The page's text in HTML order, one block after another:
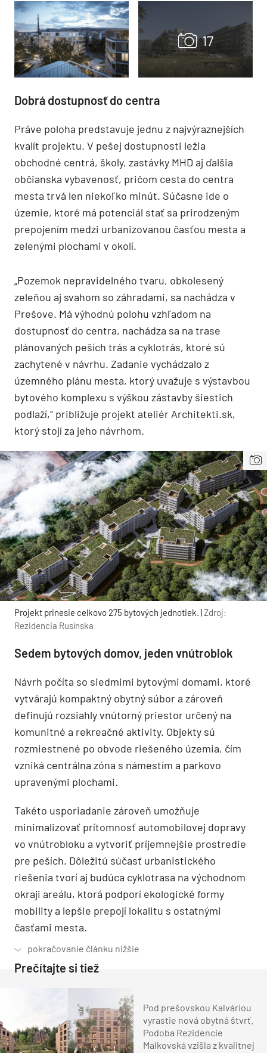
Dobrá dostupnosť do centra
Práve poloha predstavuje jednu z najvýraznejších
kvalít projektu. V pešej dostupnosti ležia
obchodné centrá, školy, zastávky MHD aj ďalšia
občianska vybavenosť, pričom cesta do centra
mesta trvá len niekoľko minút. Súčasne ide o
územie, ktoré má potenciál stať sa prirodzeným
prepojením medzi urbanizovanou časťou mesta a
zelenými plochami v okolí.
„Pozemok nepravidelného tvaru, obkolesený
zeleňou aj svahom so záhradami, sa nachádza v
Prešove. Má výhodnú polohu vzhľadom na
dostupnosť do centra, nachádza sa na trase
plánovaných peších trás a cyklotrás, ktoré sú
zachytené v návrhu. Zadanie vychádzalo z
územného plánu mesta, ktorý uvažuje s výstavbou
bytového komplexu s výškou zástavby šiestich
podlaží,“ približuje projekt ateliér Architekti.sk,
ktorý stojí za jeho návrhom.
Projekt prinesie celkovo 275 bytových jednotiek. |Zdroj:
Rezidencia Rusínska
Sedem bytových domov, jeden vnútroblok
Návrh počíta so siedmimi bytovými domami, ktoré
vytvárajú kompaktný obytný súbor a zároveň
definujú rozsiahly vnútorný priestor určený na
komunitné a rekreačné aktivity. Objekty sú
rozmiestnené po obvode riešeného územia, čím
vzniká centrálna zóna s námestím a parkovo
upravenými plochami.
Takéto usporiadanie zároveň umožňuje
minimalizovať prítomnosť automobilovej dopravy
vo vnútrobloku a vytvoriť príjemnejšie prostredie
pre peších. Dôležitú súčasť urbanistického
riešenia tvorí aj budúca cyklotrasa na východnom
okraji areálu, ktorá podporí ekologické formy
mobility a lepšie prepojí lokalitu s ostatnými
časťami mesta.
Prečítajte si tiež
Pod prešovskou Kalváriou
vyrastie nová obytná štvrť.
Podoba Rezidencie
Malkovská vzišla z kvalitnej